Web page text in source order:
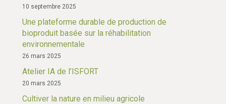
10 septembre 2025
Une plateforme durable de production de
bioproduit basée sur la réhabilitation
environnementale
26 mars 2025
Atelier IA de l’ISFORT
20 mars 2025
Cultiver la nature en milieu agricole